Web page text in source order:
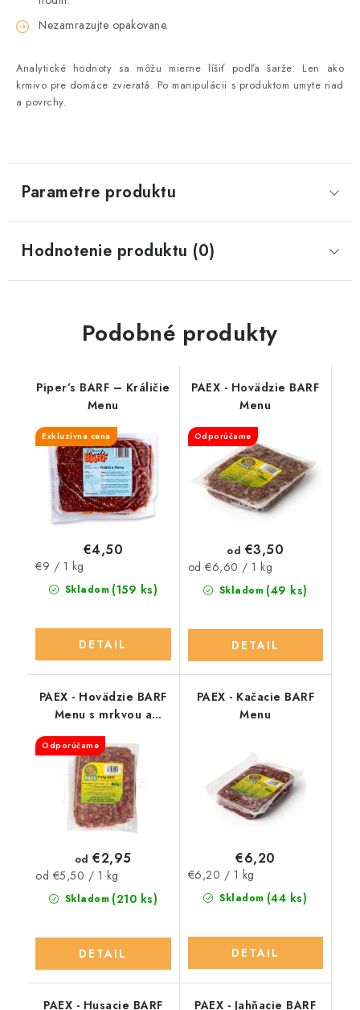
Nezamrazujte opakovane.
Analytické hodnoty sa môžu mierne líšiť podľa šarže. Len ako
krmivo pre domáce zvieratá. Po manipulácii s produktom umyte riad
a povrchy.
Parametre produktu
Hodnotenie produktu (0)
Podobné produkty
Piper’s BARF – Králičie
Menu
Exkluzívna cena
Skladom (159 ks)
€4,50
Jednotková
cena:
€9 / 1 kg
DETAIL
PAEX - Hovädzie BARF
Menu
Odporúčame
Skladom (49 ks)
od €3,50
Jednotková
cena:
od €6,60 / 1 kg
DETAIL
PAEX - Hovädzie BARF
Menu s mrkvou a
Odporúčame
Skladom (210 ks)
od €2,95
Jednotková
cena:
od €5,50 / 1 kg
DETAIL
PAEX - Kačacie BARF
Menu
Skladom (44 ks)
€6,20
Jednotková
cena:
€6,20 / 1 kg
DETAIL
PAEX - Husacie BARF
PAEX - Jahňacie BARF